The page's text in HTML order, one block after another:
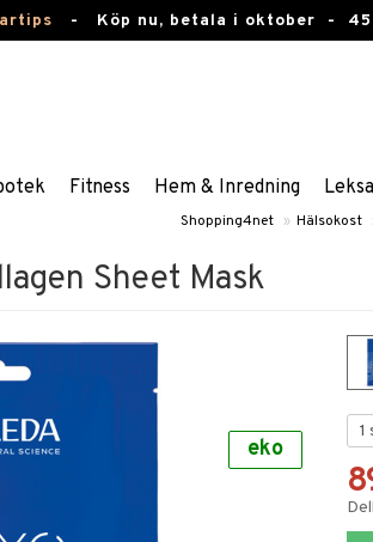
- Köp nu, betala i oktober -
Fitness Hem & Inredning
Shopping4net » Hälsokost
Sheet Mask
eko